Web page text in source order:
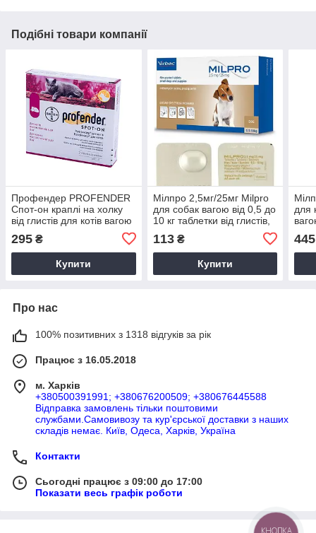
Подібні товари компанії
Профендер PROFENDER
Спот-он краплі на холку
від глистів для котів вагою
піпетка 0,70мл
295 ₴
Купити
Мілпро 2,5мг/25мг Milpro
для собак вагою від 0,5 до
10 кг таблетки від глистів,
113₴
Купити
для
445
Про нас
100% позитивних з 1318 відгуків за рік
Працює з 16.05.2018
м. Харків
+380500391991; +380676200509; +380676445588
Відправка замовлень тільки поштовими
службами.Самовивозу та кур'єрської доставки з наших
складів немає. Київ, Одеса, Харків, Україна
Контакти
Сьогодні працює з 09:00 до 17:00
Показати весь графік роботи